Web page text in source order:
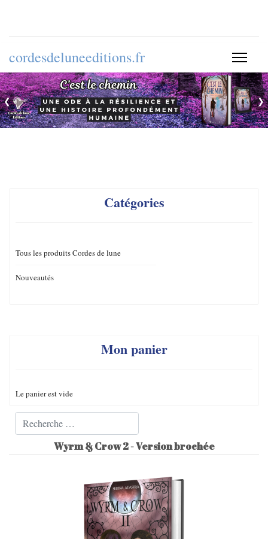
cordesdeluneeditions.fr
❮ ❯
Catégories
Tous les produits Cordes de lune
Nouveautés
Mon panier
Le panier est vide
Valider
Type 2 or more characters for results.
Wyrm & Crow 2 - Version brochée